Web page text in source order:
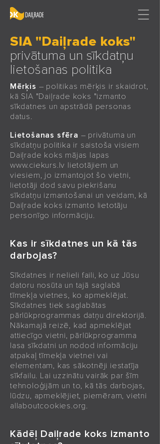
SIA "Daiļrade koks"
privātuma un sīkdatņu
lietošanas politika
Mērķis – politikas mērķis ir skaidrot,
kā SIA "Daiļrade koks "izmanto
sīkdatnes un apstrādā personas
datus.
Lietošanas sfēra – privātuma un
sīkdatņu politika ir saistoša visiem
Daiļrade koks mājas lapas
www.ciekurs.lv lietotājiem un
viesiem, jo izmantojot šo vietni,
lietotāji dod savu piekrišanu
sīkdatņu izmantošanai un veidam, kā
Daiļrade koks izmanto lietotāju
personīgo informāciju.
Kas ir sīkdatnes un kā tās
darbojas?
Sīkdatnes ir nelieli faili, ko uz Jūsu
datoru nosūta un tajā saglabā
tīmekļa vietnes, ko apmeklējat.
Sīkdatnes tiek saglabātas
pārlūkprogrammas datņu direktorijā.
Nākamajā reizē, kad apmeklējat
attiecīgo vietni, pārlūkprogramma
lasa sīkdatni un nodod informāciju
atpakaļ tīmekļa vietnei vai
elementam, kas sākotnēji iestatīja
sīkfailu. Lai uzzinātu vairāk par šīm
tehnoloģijām un to, kā tās darbojas,
lūdzu, apmeklējiet, piemēram, vietni
allaboutcookies.org.
Kādēļ Daiļrade koks izmanto